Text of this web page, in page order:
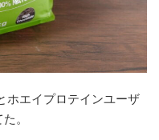
ホエイプロテインユーザ
。